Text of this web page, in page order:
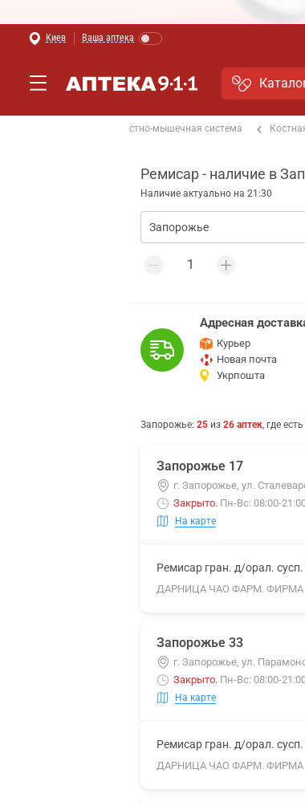
Киев Ваша аптека
Костно-мышечная система
Ремисар - наличие в
Наличие актуально на 21:30
Адресная
Курьер
Новая почта
Укрпошта
Запорожье: 25 из 26 аптек, где есть
Запорожье 17
г. Запорожье, ул.
Закрыто. Пн-Вс: 08:00-
На карте
Ремисар гран. д/орал.
ДАРНИЦА ЧАО ФАРМ. ФИРМА
Запорожье 33
г. Запорожье, ул.
Закрыто. Пн-Вс: 08:00-
На карте
Ремисар гран. д/орал.
ДАРНИЦА ЧАО ФАРМ. ФИРМА